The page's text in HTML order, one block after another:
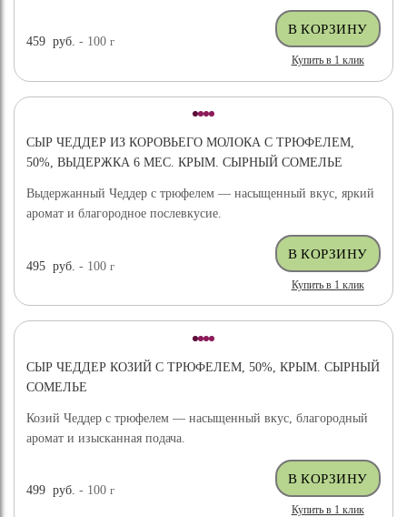
459 руб. - 100г
Купить в 1 клик
СЫР ЧЕДДЕР ИЗ КОРОВЬЕГО МОЛОКА С ТРЮФЕЛЕМ,
50%, ВЫДЕРЖКА 6 МЕС. КРЫМ. СЫРНЫЙ СОМЕЛЬЕ
Выдержанный Чеддер с трюфелем — насыщенный вкус, яркий
аромат и благородное послевкусие.
495 руб. - 100г
Купить в 1 клик
СЫР ЧЕДДЕР КОЗИЙ С ТРЮФЕЛЕМ, 50%, КРЫМ. СЫРНЫЙ
СОМЕЛЬЕ
Козий Чеддер с трюфелем — насыщенный вкус, благородный
аромат и изысканная подача.
499 руб. - 100г
Купить в 1 клик